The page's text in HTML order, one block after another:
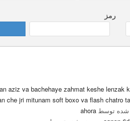
رمز
aziz va bachehaye zahmat keshe lenzak
che jri mitunam soft boxo va flash chatro
شده توسط ahora